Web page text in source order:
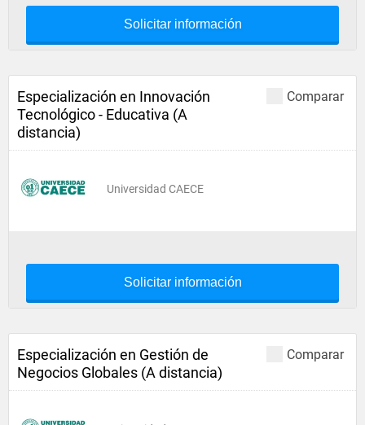
Solicitar información
Comparar
Especialización en Innovación
Tecnológico - Educativa (A
distancia)
Universidad CAECE
Solicitar información
Comparar
Especialización en Gestión de
Negocios Globales (A distancia)